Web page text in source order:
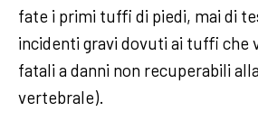
fate i primi tuffi di piedi, mai di
incidenti gravi dovuti ai tuffi che
fatali a danni non recuperabili
vertebrale).